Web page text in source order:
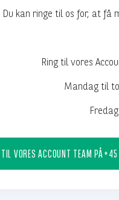
Du kan ringe til os for, at få
Ring til vores
Mandag til
VORES ACCOUNT TEAM PÅ